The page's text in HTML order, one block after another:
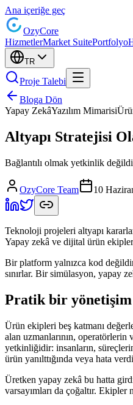
Ana içeriğe geç
OzyCore
HizmetlerMarket SuitePortfolyo
TR
Proje Talebi
Bloga Dön
Yapay ZekâYazılım Mimarisi
Altyapı Stratejisi
Bağlantılı olmak yetkinlik
OzyCore Team 10
Teknoloji projeleri altyapı
Yapay zekâ ve dijital ürün
Bir platform yalnızca kod
sınırlar. Bir simülasyon, yapay
Pratik bir
Ürün ekipleri beş katmanı
alan uzmanlarının, operatörlerin
yetkinliğidir: insanların,
ürün yanılttığında veya hata
Üretken yapay zekâ bu hatta
varsayımları da çoğaltır.